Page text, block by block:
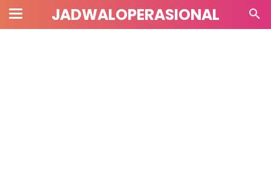
JADWALOPERASIONAL